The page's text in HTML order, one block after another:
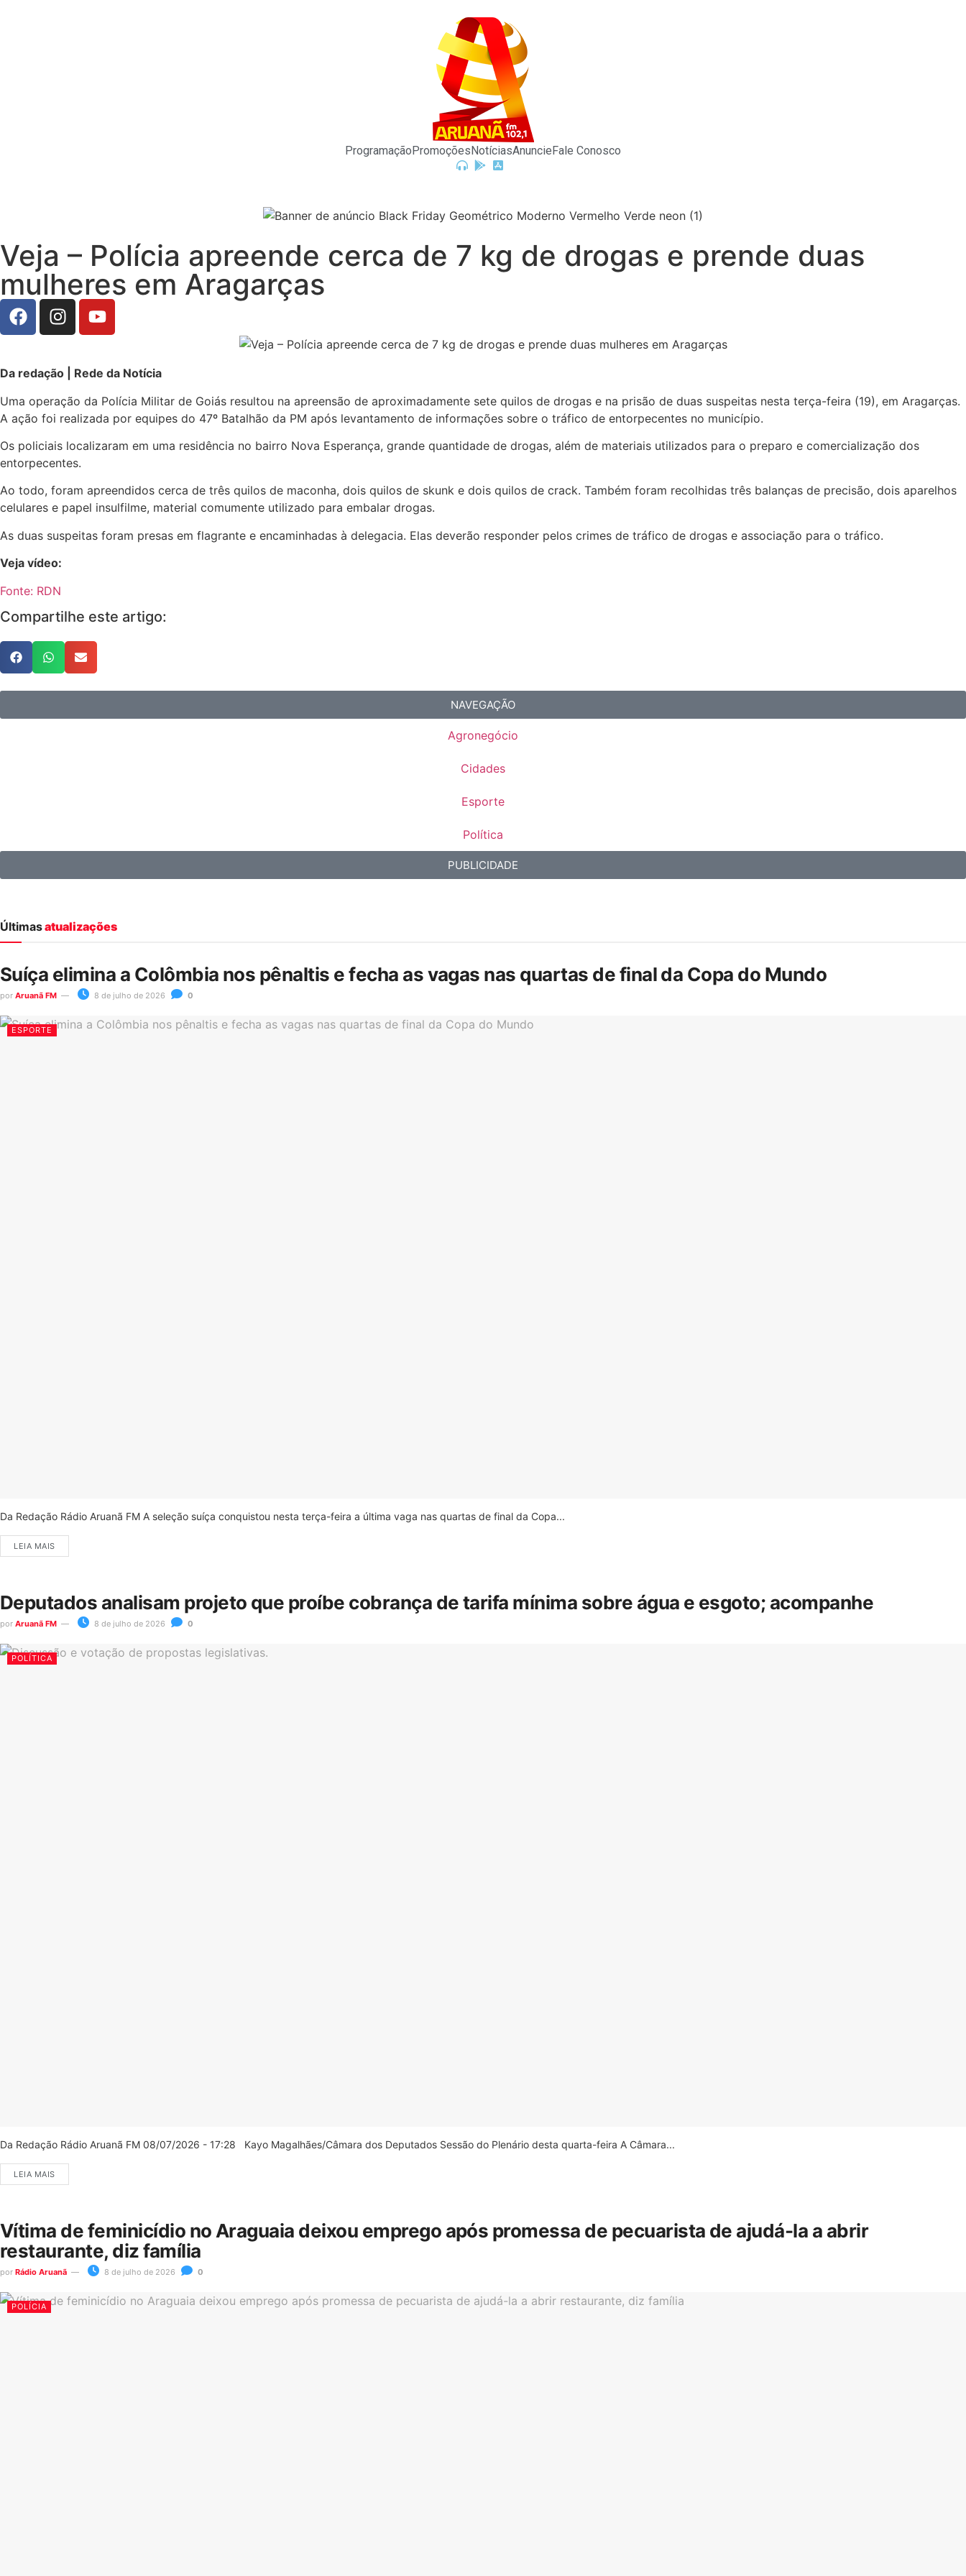
ProgramaçãoPromoçõesNotíciasAnuncieFale Conosco
Veja – Polícia apreende cerca de 7 kg de drogas e prende duas
mulheres em Aragarças
Da redação | Rede da Notícia
Uma operação da Polícia Militar de Goiás resultou na apreensão de aproximadamente sete quilos de drogas e na prisão de duas suspeitas nesta terça-feira (19), em Aragarças.
A ação foi realizada por equipes do 47º Batalhão da PM após levantamento de informações sobre o tráfico de entorpecentes no município.
Os policiais localizaram em uma residência no bairro Nova Esperança, grande quantidade de drogas, além de materiais utilizados para o preparo e comercialização dos
entorpecentes.
Ao todo, foram apreendidos cerca de três quilos de maconha, dois quilos de skunk e dois quilos de crack. Também foram recolhidas três balanças de precisão, dois aparelhos
celulares e papel insulfilme, material comumente utilizado para embalar drogas.
As duas suspeitas foram presas em flagrante e encaminhadas à delegacia. Elas deverão responder pelos crimes de tráfico de drogas e associação para o tráfico.
Veja vídeo:
Fonte: RDN
Compartilhe este artigo:
NAVEGAÇÃO
Agronegócio
Cidades
Esporte
Política
PUBLICIDADE
Últimasatualizações
Suíça elimina a Colômbia nos pênaltis e fecha as vagas nas quartas de final da Copa do Mundo
por Aruanã FM 8 de julho de 2026 0
ESPORTE
Da Redação Rádio Aruanã FM A seleção suíça conquistou nesta terça-feira a última vaga nas quartas de final da Copa...
LEIA MAIS
Deputados analisam projeto que proíbe cobrança de tarifa mínima sobre água e esgoto; acompanhe
por Aruanã FM 8 de julho de 2026 0
POLÍTICA
Da Redação Rádio Aruanã FM 08/07/2026 - 17:28 Kayo Magalhães/Câmara dos Deputados Sessão do Plenário desta quarta-feira A Câmara...
LEIA MAIS
Vítima de feminicídio no Araguaia deixou emprego após promessa de pecuarista de ajudá-la a abrir
restaurante, diz família
por Rádio Aruanã 8 de julho de 2026 0
POLÍCIA